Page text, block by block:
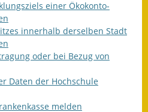
Gemeindeverwaltung
Haushalt & Finanzen
einer Ökokonto-
innerhalb derselben Stadt
oder bei Bezug von
Daten der Hochschule
melden